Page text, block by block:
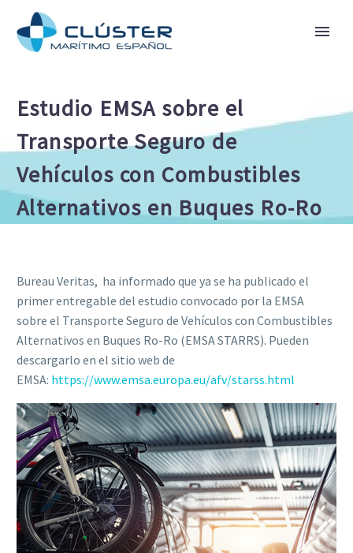
Estudio EMSA sobre el
Transporte Seguro de
Vehículos con Combustibles
Alternativos en Buques Ro-Ro
Bureau Veritas, ha informado que ya se ha publicado el
primer entregable del estudio convocado por la EMSA
sobre el Transporte Seguro de Vehículos con Combustibles
Alternativos en Buques Ro-Ro (EMSA STARRS). Pueden
descargarlo en el sitio web de
EMSA: https://www.emsa.europa.eu/afv/starss.html